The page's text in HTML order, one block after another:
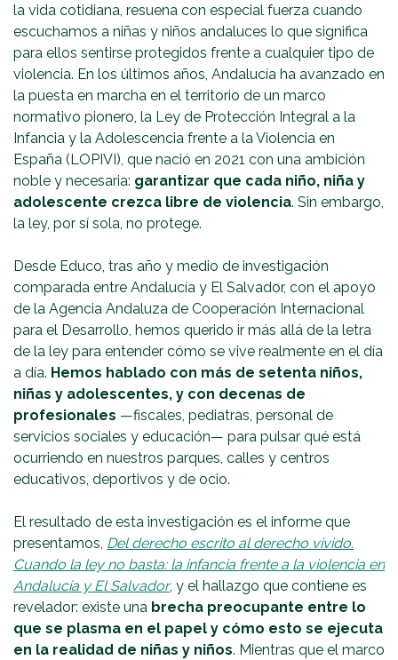
la vida cotidiana, resuena con especial fuerza cuando
escuchamos a niñas y niños andaluces lo que significa
para ellos sentirse protegidos frente a cualquier tipo de
violencia. En los últimos años, Andalucía ha avanzado en
la puesta en marcha en el territorio de un marco
normativo pionero, la Ley de Protección Integral a la
Infancia y la Adolescencia frente a la Violencia en
España (LOPIVI), que nació en 2021 con una ambición
noble y necesaria: garantizar que cada niño, niña y
adolescente crezca libre de violencia. Sin embargo,
la ley, por sí sola, no protege.
Desde Educo, tras año y medio de investigación
comparada entre Andalucía y El Salvador, con el apoyo
de la Agencia Andaluza de Cooperación Internacional
para el Desarrollo, hemos querido ir más allá de la letra
de la ley para entender cómo se vive realmente en el día
a día. Hemos hablado con más de setenta niños,
niñas y adolescentes, y con decenas de
profesionales —fiscales, pediatras, personal de
servicios sociales y educación— para pulsar qué está
ocurriendo en nuestros parques, calles y centros
educativos, deportivos y de ocio.
El resultado de esta investigación es el informe que
presentamos, Del derecho escrito al derecho vivido.
Cuando la ley no basta: la infancia frente a la violencia en
Andalucía y El Salvador, y el hallazgo que contiene es
revelador: existe una brecha preocupante entre lo
que se plasma en el papel y cómo esto se ejecuta
en la realidad de niñas y niños. Mientras que el marco